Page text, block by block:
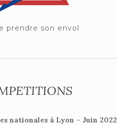
prendre son envol
nationales à Lyon – Juin 2022